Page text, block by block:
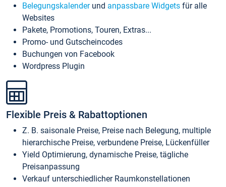
Belegungskalenderund anpassbare Widgets für alle
Websites
Pakete, Promotions, Touren, Extras...
Promo- und Gutscheincodes
Buchungen von Facebook
Wordpress Plugin
Flexible Preis & Rabattoptionen
Z. B. saisonale Preise, Preise nach Belegung, multiple
hierarchische Preise, verbundene Preise, Lückenfüller
Yield Optimierung, dynamische Preise, tägliche
Preisanpassung
Verkauf unterschiedlicher Raumkonstellationen